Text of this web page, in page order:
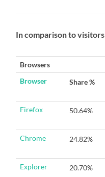
In comparison to visitors
Browsers
Browser
Share %
Firefox 50.64%
Chrome 24.82%
Explorer 20.70%